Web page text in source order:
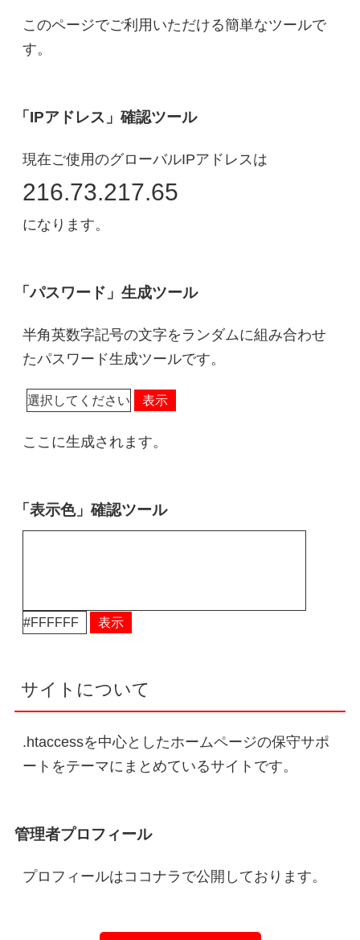
このページでご利用いただける簡単なツールで
す。
「IPアドレス」確認ツール
現在ご使用のグローバルIPアドレスは
216.73.217.65
になります。
「パスワード」生成ツール
半角英数字記号の文字をランダムに組み合わせ
たパスワード生成ツールです。
表示
ここに生成されます。
「表示色」確認ツール
表示
サイトについて
.htaccessを中心としたホームページの保守サポ
ートをテーマにまとめているサイトです。
管理者プロフィール
プロフィールはココナラで公開しております。